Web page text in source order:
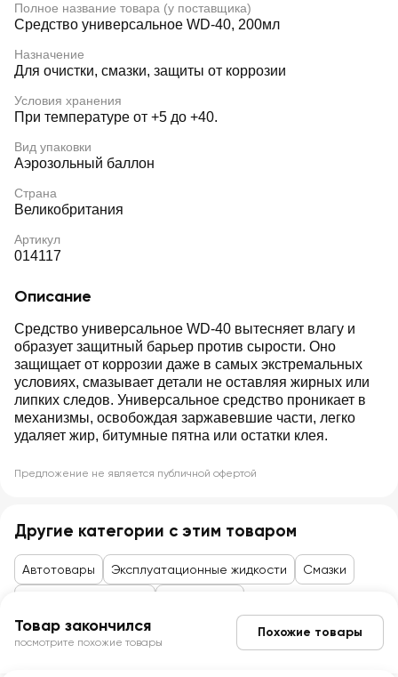
Полное название товара (у поставщика)
Средство универсальное WD-40, 200мл
Назначение
Для очистки, смазки, защиты от коррозии
Условия хранения
При температуре от +5 до +40.
Вид упаковки
Аэрозольный баллон
Страна
Великобритания
Артикул
014117
Описание
Средство универсальное WD-40 вытесняет влагу и
образует защитный барьер против сырости. Оно
защищает от коррозии даже в самых экстремальных
условиях, смазывает детали не оставляя жирных или
липких следов. Универсальное средство проникает в
механизмы, освобождая заржавевшие части, легко
удаляет жир, битумные пятна или остатки клея.
Предложение не является публичной офертой
Другие категории с этим товаром
Автотовары Эксплуатационные жидкости Смазки
Товар закончился
посмотрите похожие товары
Похожие товары